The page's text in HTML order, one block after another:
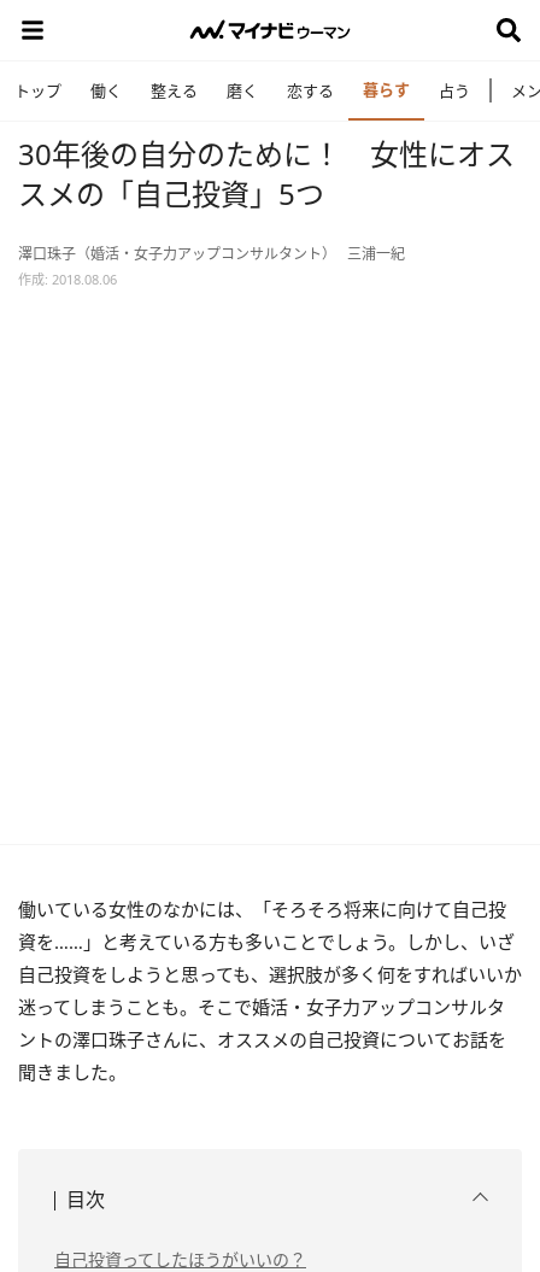
トップ 働く 整える 磨く 恋する 暮らす 占う メ
30年後の自分のために！ 女性にオス
スメの「自己投資」5つ
澤口珠子（婚活・女子力アップコンサルタント） 三浦一紀
作成: 2018.08.06
働いている女性のなかには、「そろそろ将来に向けて自己投
資を……」と考えている方も多いことでしょう。しかし、いざ
自己投資をしようと思っても、選択肢が多く何をすればいいか
迷ってしまうことも。そこで婚活・女子力アップコンサルタ
ントの澤口珠子さんに、オススメの自己投資についてお話を
聞きました。
目次
自己投資ってしたほうがいいの？